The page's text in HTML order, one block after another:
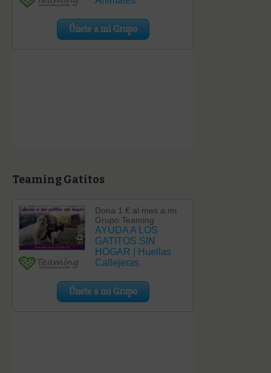
Teaming Gatitos